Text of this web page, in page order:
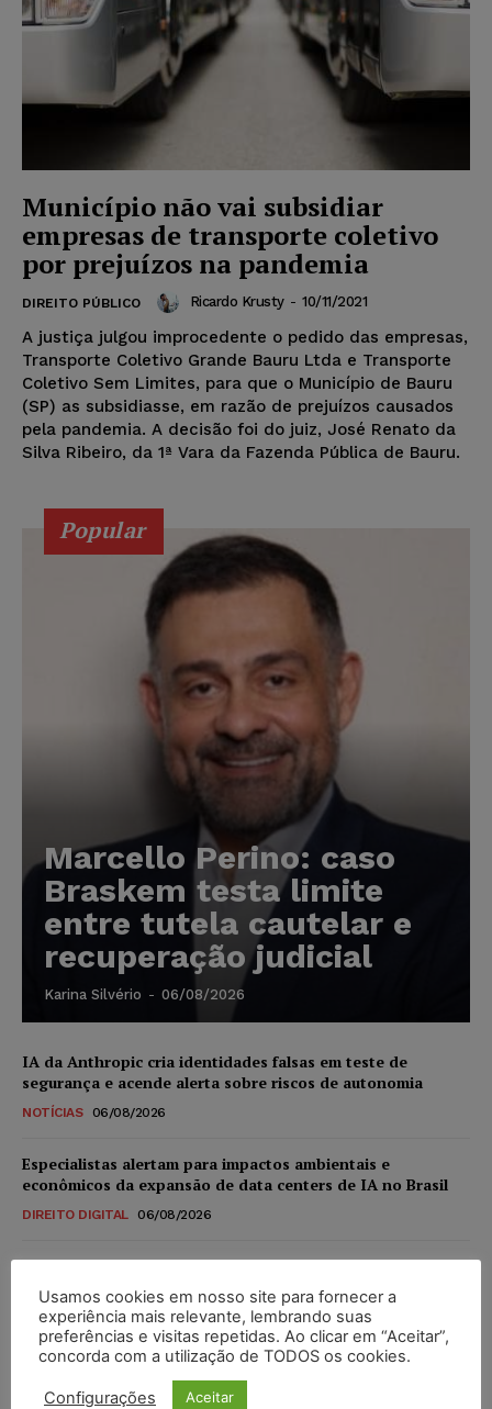
Município não vai subsidiar
empresas de transporte coletivo
por prejuízos na pandemia
DIREITO PÚBLICO Ricardo Krusty - 10/11/2021
A justiça julgou improcedente o pedido das empresas,
Transporte Coletivo Grande Bauru Ltda e Transporte
Coletivo Sem Limites, para que o Município de Bauru
(SP) as subsidiasse, em razão de prejuízos causados
pela pandemia. A decisão foi do juiz, José Renato da
Silva Ribeiro, da 1ª Vara da Fazenda Pública de Bauru.
Popular
Marcello Perino: caso
Braskem testa limite
entre tutela cautelar e
recuperação judicial
Karina Silvério - 06/08/2026
IA da Anthropic cria identidades falsas em teste de
segurança e acende alerta sobre riscos de autonomia
NOTÍCIAS 06/08/2026
Especialistas alertam para impactos ambientais e
econômicos da expansão de data centers de IA no Brasil
DIREITO DIGITAL 06/08/2026
TSE reforça que sistemas das urnas eletrônicas tornam-se
invioláveis após assinatura digital e lacração
NOTÍCIAS 06/08/2026
STF inicia julgamento sobre constitucionalidade da
proibição dos jogos de azar no Brasil
Usamos cookies em nosso site para fornecer a
experiência mais relevante, lembrando suas
preferências e visitas repetidas. Ao clicar em “Aceitar”,
concorda com a utilização de TODOS os cookies.
Configurações Aceitar